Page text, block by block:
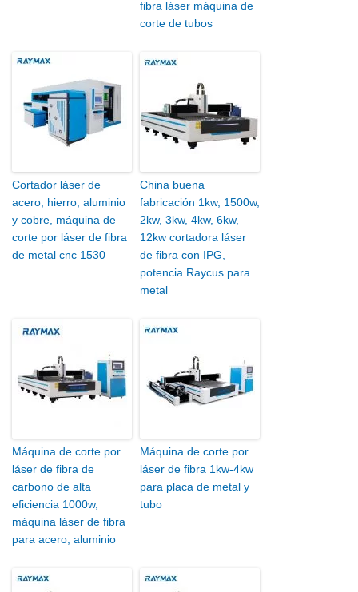
fibra láser máquina de
corte de tubos
Cortador láser de
acero, hierro, aluminio
y cobre, máquina de
corte por láser de fibra
de metal cnc 1530
China buena
fabricación 1kw, 1500w,
2kw, 3kw, 4kw, 6kw,
12kw cortadora láser
de fibra con IPG,
potencia Raycus para
metal
Máquina de corte por
láser de fibra de
carbono de alta
eficiencia 1000w,
máquina láser de fibra
para acero, aluminio
Máquina de corte por
láser de fibra 1kw-4kw
para placa de metal y
tubo